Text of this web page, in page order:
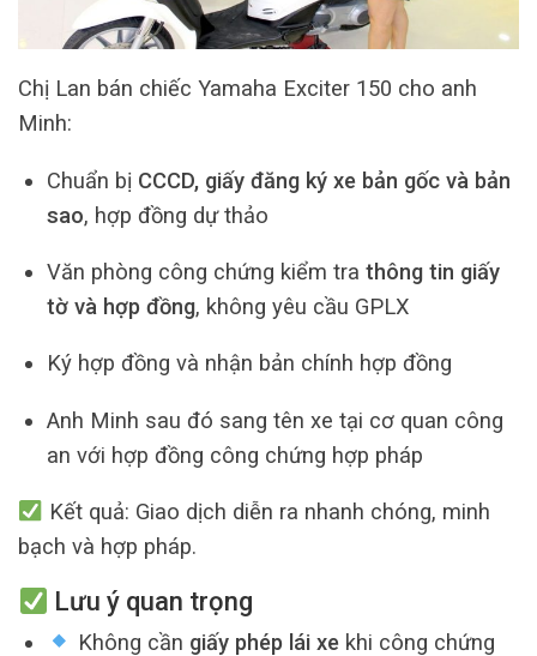
Chị Lan bán chiếc Yamaha Exciter 150 cho anh
Minh:
Chuẩn bị CCCD, giấy đăng ký xe bản gốc và bản
sao, hợp đồng dự thảo
Văn phòng công chứng kiểm tra thông tin giấy
tờ và hợp đồng, không yêu cầu GPLX
Ký hợp đồng và nhận bản chính hợp đồng
Anh Minh sau đó sang tên xe tại cơ quan công
an với hợp đồng công chứng hợp pháp
Kết quả: Giao dịch diễn ra nhanh chóng, minh
bạch và hợp pháp.
Lưu ý quan trọng
Không cần giấy phép lái xekhi công chứng